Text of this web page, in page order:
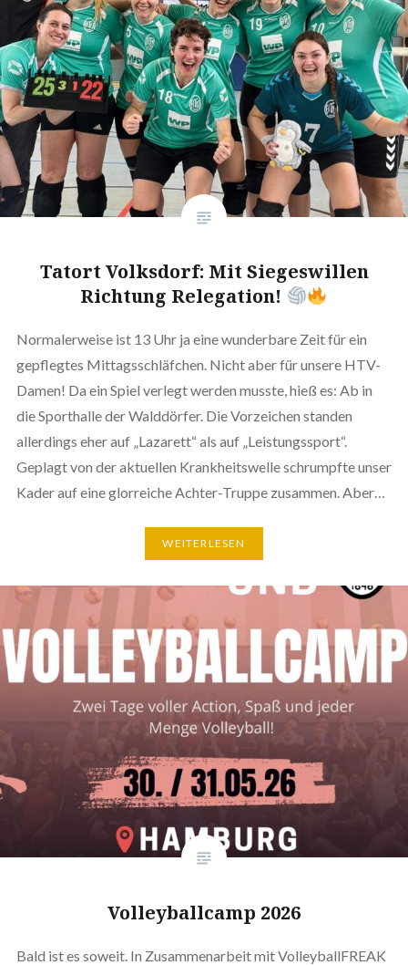
Tatort Volksdorf: Mit Siegeswillen
Richtung Relegation!
Normalerweise ist 13 Uhr ja eine wunderbare Zeit für ein
gepflegtes Mittagsschläfchen. Nicht aber für unsere HTV-
Damen! Da ein Spiel verlegt werden musste, hieß es: Ab in
die Sporthalle der Walddörfer. Die Vorzeichen standen
allerdings eher auf „Lazarett“ als auf „Leistungssport“.
Geplagt von der aktuellen Krankheitswelle schrumpfte unser
Kader auf eine glorreiche Achter-Truppe zusammen. Aber…
WEITERLESEN
Volleyballcamp 2026
Bald ist es soweit. In Zusammenarbeit mit VolleyballFREAK